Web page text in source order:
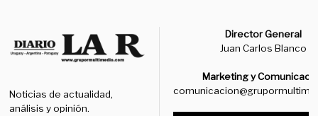
Noticias de actualidad,
análisis y opinión.
Director General
Juan Carlos Blanco
Marketing y